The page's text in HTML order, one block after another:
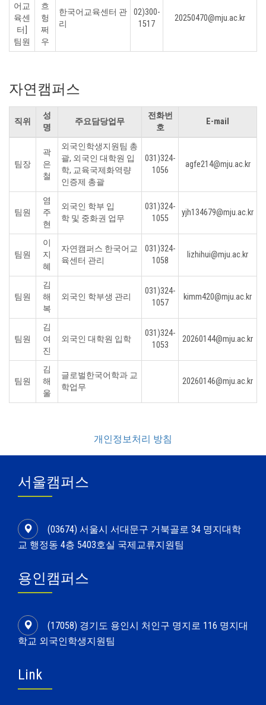
어교
육센
터]
팀원
흐
헝
쩌
우
한국어교육센터 관
리
02)300-
1517
20250470@mju.ac.kr
자연캠퍼스
직위
성
명
주요담당업무
전화번
호
E-mail
팀장
곽
은
철
외국인학생지원팀 총
괄, 외국인 대학원 입
학, 교육국제화역량
인증제 총괄
031)324-
1056
agfe214@mju.ac.kr
팀원
염
주
현
외국인 학부 입
학 및 중화권 업무
031)324-
1055
yjh134679@mju.ac.kr
팀원
이
지
혜
자연캠퍼스 한국어교
육센터 관리
031)324-
1058
lizhihui@mju.ac.kr
팀원
김
해
복
외국인 학부생 관리
031)324-
1057
kimm420@mju.ac.kr
팀원
김
여
진
외국인 대학원 입학
031)324-
1053
20260144@mju.ac.kr
팀원
김
해
울
글로벌한국어학과 교
학업무
20260146@mju.ac.kr
개인정보처리 방침
서울캠퍼스
(03674) 서울시 서대문구 거북골로 34 명지대학
교 행정동 4층 5403호실 국제교류지원팀
용인캠퍼스
(17058) 경기도 용인시 처인구 명지로 116 명지대
학교 외국인학생지원팀
Link